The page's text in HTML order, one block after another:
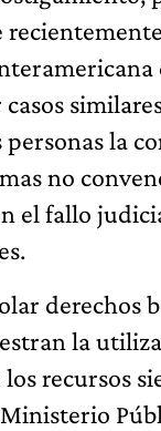
personas la
no
el fallo
derechos
la
recursos